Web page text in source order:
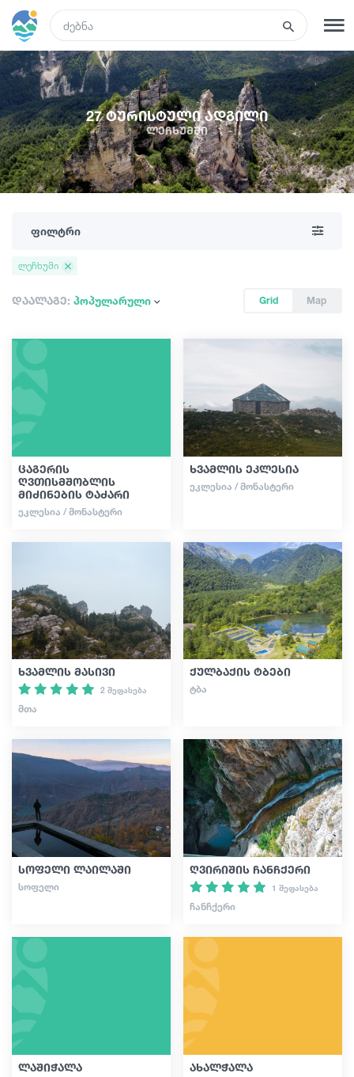
რეგისტრაცია შესვლა
ტურები
სასტუმროები
რა ვნახოთ
გიდები
სტატიები
27 ტურისტული ადგილი
ლეჩხუმში
ფილტრი
Grid Map
დაალაგე: პოპულარული
ლეჩხუმი
ცაგერის
ღვთისმშობლის
მიძინების ტაძარი
ᲔᲙᲚᲔᲡᲘᲐ / ᲛᲝᲜᲐᲡᲢᲔᲠᲘ
ხვამლის ეკლესია
ᲔᲙᲚᲔᲡᲘᲐ / ᲛᲝᲜᲐᲡᲢᲔᲠᲘ
ხვამლის მასივი
2 შეფასება
ᲛᲗᲐ
ქულბაქის ტბები
ᲢᲑᲐ
სოფელი ლაილაში
ᲡᲝᲤᲔᲚᲘ
ღვირიშის ჩანჩქერი
1 შეფასება
ᲩᲐᲜᲩᲥᲔᲠᲘ
ლაშიჭალა ახალჭალა